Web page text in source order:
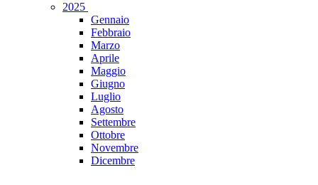
2025
Gennaio
Febbraio
Marzo
Aprile
Maggio
Giugno
Luglio
Agosto
Settembre
Ottobre
Novembre
Dicembre